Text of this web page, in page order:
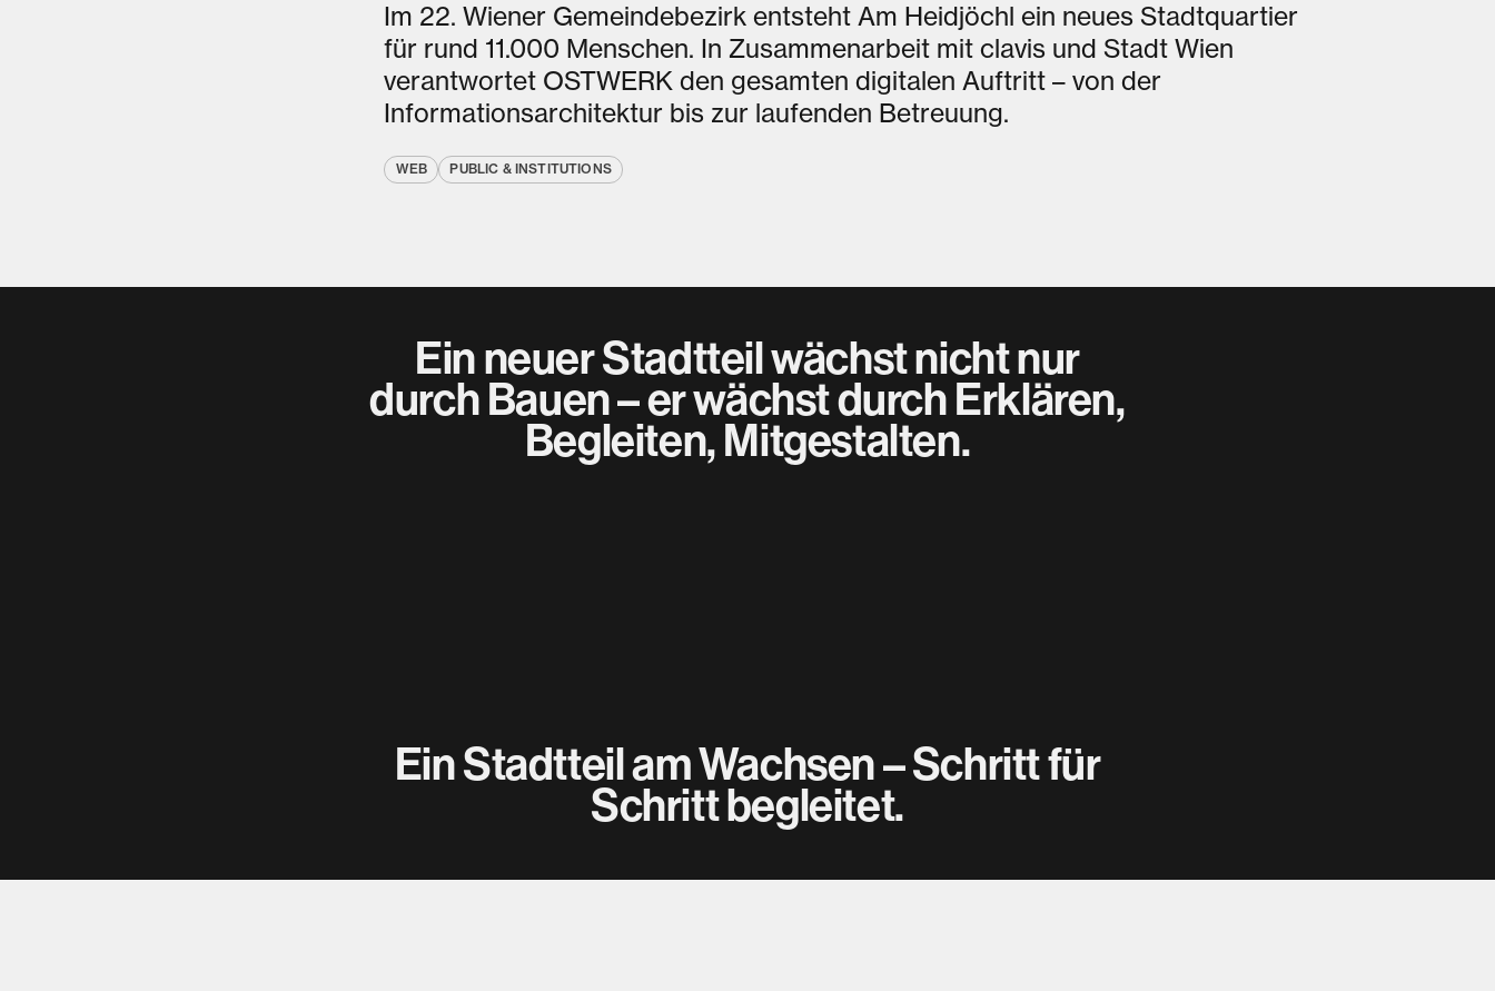
Im 22. Wiener Gemeindebezirk entsteht Am Heidjöchl ein neues Stadtquartier
für rund 11.000 Menschen. In Zusammenarbeit mit clavis und Stadt Wien
verantwortet OSTWERK den gesamten digitalen Auftritt – von der
Informationsarchitektur bis zur laufenden Betreuung.
WEB PUBLIC & INSTITUTIONS
Ein neuer Stadtteil wächst nicht nur
durch Bauen – er wächst durch Erklären,
Begleiten, Mitgestalten.
Eine klare Struktur für ein
Laufende redaktionelle
Ein Stadtteil am Wachsen – Schritt für
Schritt begleitet.